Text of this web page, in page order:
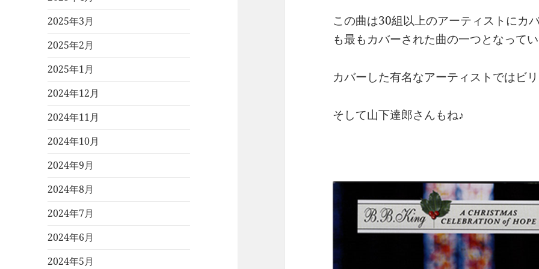
2025年3月
2025年2月
2025年1月
2024年12月
2024年11月
2024年10月
2024年9月
2024年8月
2024年7月
2024年6月
2024年5月
この曲は30組以上のアーティストにカ
も最もカバーされた曲の一つとなって
カバーした有名なアーティストではビ
そして山下達郎さんもね♪